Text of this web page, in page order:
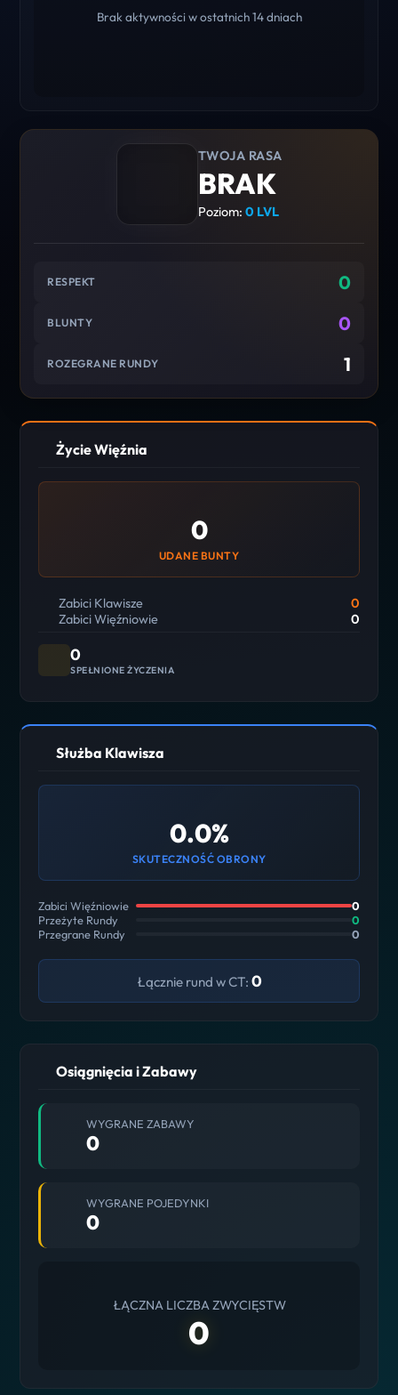
Brak aktywności w ostatnich 14 dniach
TWOJA RASA
BRAK
Poziom: 0 LVL
RESPEKT 0
BLUNTY 0
ROZEGRANE RUNDY 1
Życie Więźnia
0
UDANE BUNTY
Zabici Klawisze
0
Zabici Więźniowie
0
0
SPEŁNIONE ŻYCZENIA
Służba Klawisza
0.0%
SKUTECZNOŚĆ OBRONY
Zabici Więźniowie
0
Przeżyte Rundy
0
Przegrane Rundy
0
Łącznie rund w CT: 0
Osiągnięcia i Zabawy
WYGRANE ZABAWY
0
WYGRANE POJEDYNKI
0
ŁĄCZNA LICZBA ZWYCIĘSTW
0